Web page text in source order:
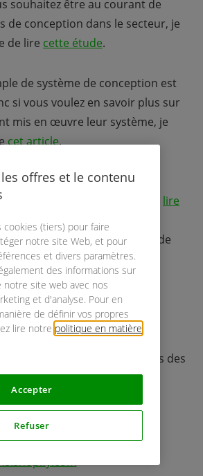
souhaitez être au courant de
de conception dans le secteur, je
de lire cette étude.
de système de conception est
si vous voulez en savoir plus sur
mis en œuvre leur système, je
cet article.
comprendre ce qu’est un
est Atomic Design. Alors, lire
crucial pour une meilleure
écosystèmes des systèmes de
sur l’histoire du système de
recommande cet article.
de conception exemplaires des
:
design
language
offres et le contenu
(tiers) pour faire
notre site Web, et pour
et divers paramètres.
des informations sur
site web avec nos
et d'analyse. Pour en
de définir vos propres
lire notre politique en matière
Accepter
Refuser